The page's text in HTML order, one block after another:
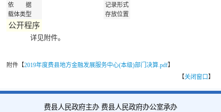
依 据
记录形式
载体类型
存放位置
公开程序
详见附件。
附件【2019年度费县地方金融发展服务中心(本级)部门决算.pdf】
【关闭窗口】
费县人民政府主办 费县人民政府办公室承办